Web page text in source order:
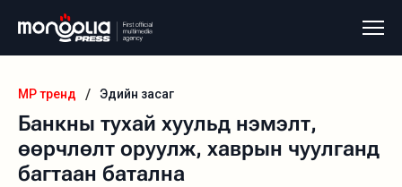
MP тренд / Эдийн засаг
Банкны тухай хуульд нэмэлт,
өөрчлөлт оруулж, хаврын чуулганд
багтаан батална